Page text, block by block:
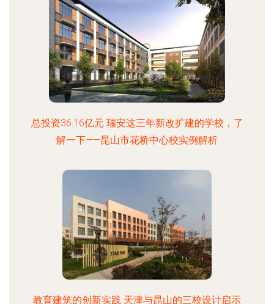
总投资36.16亿元 瑞安这三年新改扩建的学校，了
解一下——昆山市花桥中心校实例解析
教育建筑的创新实践 天津与昆山的三校设计启示